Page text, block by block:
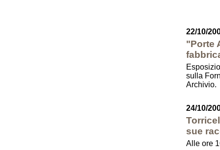
22/10/
"Porte
sulla
Archivio.
24/10/
sue
Alle ore